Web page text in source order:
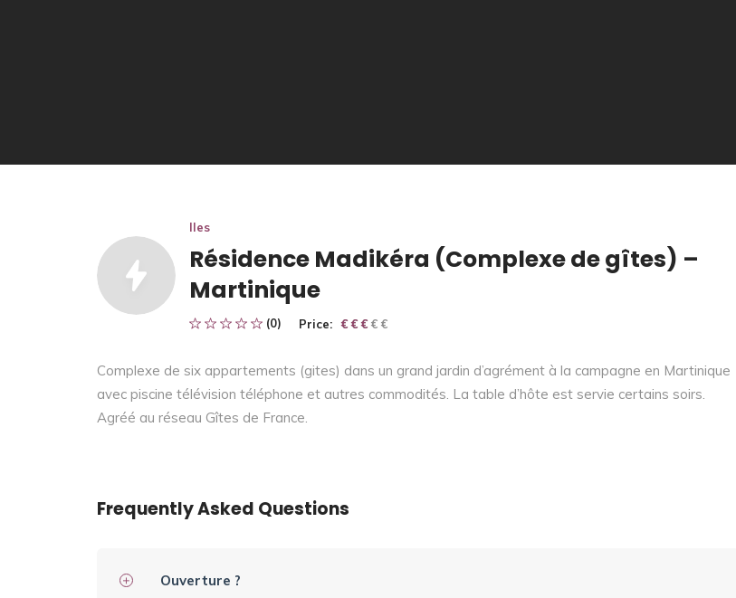
Iles
Résidence Madikéra (Complexe de gîtes) –
Martinique
(0) Price: € € € € €
€ € €
Complexe de six appartements (gites) dans un grand jardin d’agrément à la campagne en Martinique
avec piscine télévision téléphone et autres commodités. La table d’hôte est servie certains soirs.
Agréé au réseau Gîtes de France.
Frequently Asked Questions
Ouverture ?